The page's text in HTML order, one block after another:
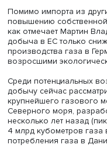
«По моим оценкам,
четверти
прогнозе», —
Отказаться от
регазификации. СПГ-
расположены
для импорта
время как
риска, добавил он.